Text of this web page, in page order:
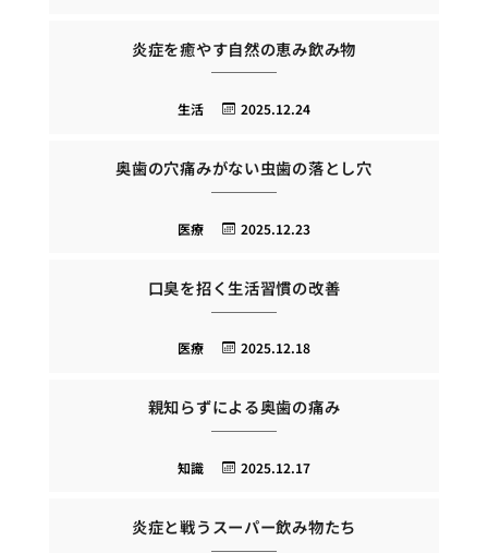
炎症を癒やす自然の恵み飲み物
2025.12.24
生活
奥歯の穴痛みがない虫歯の落とし穴
2025.12.23
医療
口臭を招く生活習慣の改善
2025.12.18
医療
親知らずによる奥歯の痛み
2025.12.17
知識
炎症と戦うスーパー飲み物たち